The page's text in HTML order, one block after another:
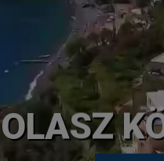
OLASZ